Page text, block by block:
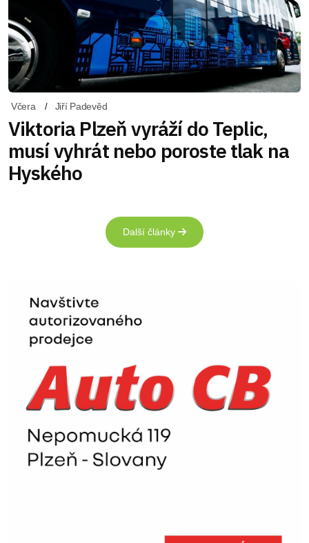
Včera Jiří Padevěd
Viktoria Plzeň vyráží do Teplic,
musí vyhrát nebo poroste tlak na
Hyského
Další články